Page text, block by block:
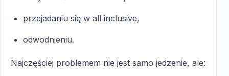
przejadaniu się w all inclusive,
odwodnieniu.
Najczęściej problemem nie jest samo jedzenie, ale: